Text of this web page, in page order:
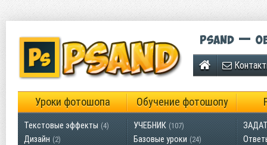
Psand —
Уроки фотошопа Обучение фотошопу
Текстовые эффекты (4)
Дизайн (2)
УЧЕБНИК (107)
Базовые уроки (24)